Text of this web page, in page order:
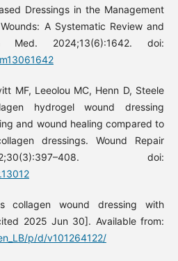
Dressings in the Management
A Systematic Review and
Med. 2024;13(6):1642. doi:
MF, Leeolou MC, Henn D, Steele
hydrogel wound dressing
and wound healing compared to
dressings. Wound Repair
doi:
collagen wound dressing with
2025 Jun 30]. Available from:
p/d/v101264122/